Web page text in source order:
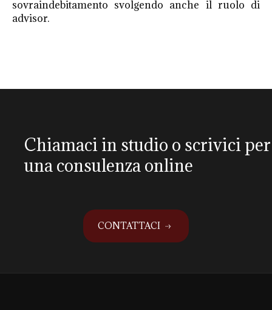
sovraindebitamento svolgendo anche il ruolo di
advisor.
Chiamaci in studio o scrivici per
una consulenza online
CONTATTACI